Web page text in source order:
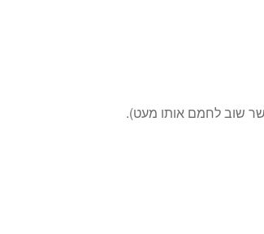
שוב לחמם אותו מעט).